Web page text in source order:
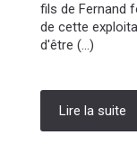
fils de Fernand
de cette
d'être (...)
Lire la suite